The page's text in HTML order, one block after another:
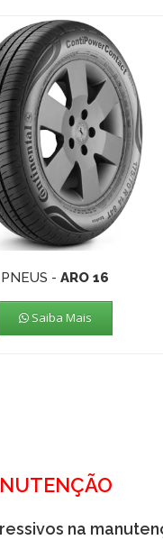
PNEUS - ARO 16
Saiba Mais
na